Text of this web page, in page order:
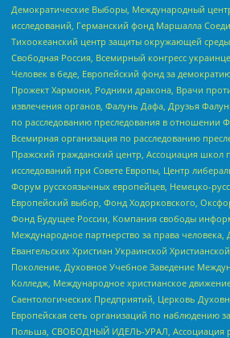
Демократические Выборы, Международный
исследований, Германский фонд Маршалла
Тихоокеанский центр защиты окружающей
Свободная Россия, Всемирный конгресс
Человек в беде, Европейский фонд за
Прожект Хармони, Родники дракона, Врачи
извлечения органов, Фалунь Дафа, Друзья
по расследованию преследования в отношении
Всемирная организация по расследованию
Пражский гражданский центр, Ассоциация школ
исследований при Совете Европы, Центр
Форум русскоязычных европейцев, Немецко-
Европейский выбор, Фонд Ходорковского,
Фонд Будущее России, Компания свободы
Международное партнерство за права
Евангельских Христиан Украинской
Поколение, Духовное Учебное Заведение
Колледж, Международное христианское
Саентологических Предприятий, Церковь
Европейская сеть организаций по наблюдению
Польша, СВОБОДНЫЙ ИДЕЛЬ-УРАЛ, Ассоциация